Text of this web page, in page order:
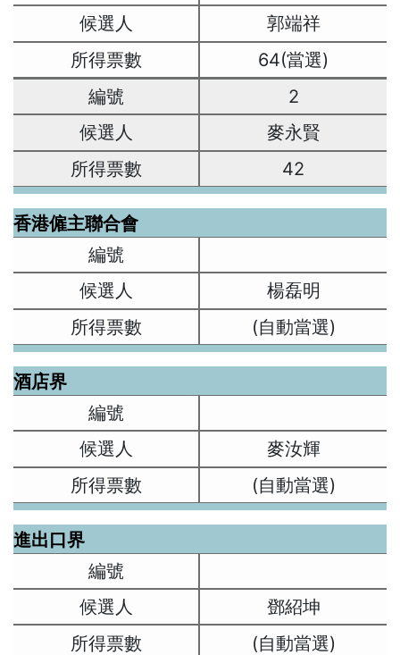
郭端祥
64(當選)
2
麥永賢
42
香港僱主聯合會
楊磊明
(自動當選)
酒店界
麥汝輝
(自動當選)
進出口界
鄧紹坤
(自動當選)